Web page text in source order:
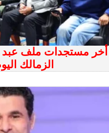
أخر مستجدات ملف عبد
الزمالك